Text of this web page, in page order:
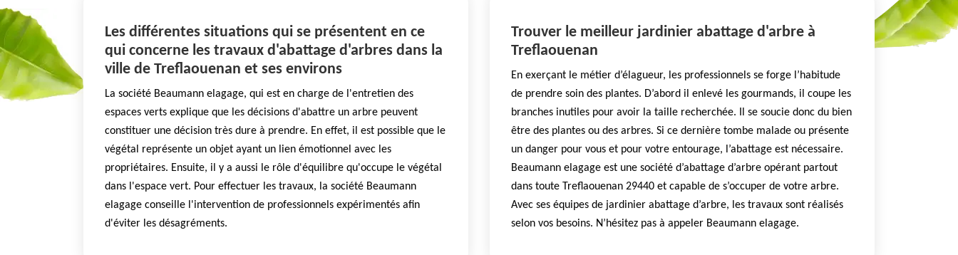
Les différentes situations qui se présentent en ce
qui concerne les travaux d'abattage d'arbres dans la
ville de Treflaouenan et ses environs
La société Beaumann elagage, qui est en charge de l'entretien des
espaces verts explique que les décisions d'abattre un arbre peuvent
constituer une décision très dure à prendre. En effet, il est possible que le
végétal représente un objet ayant un lien émotionnel avec les
propriétaires. Ensuite, il y a aussi le rôle d'équilibre qu'occupe le végétal
dans l'espace vert. Pour effectuer les travaux, la société Beaumann
elagage conseille l'intervention de professionnels expérimentés afin
d'éviter les désagréments.
Trouver le meilleur jardinier abattage d'arbre à
Treflaouenan
En exerçant le métier d’élagueur, les professionnels se forge l’habitude
de prendre soin des plantes. D’abord il enlevé les gourmands, il coupe les
branches inutiles pour avoir la taille recherchée. Il se soucie donc du bien
être des plantes ou des arbres. Si ce dernière tombe malade ou présente
un danger pour vous et pour votre entourage, l’abattage est nécessaire.
Beaumann elagage est une société d’abattage d’arbre opérant partout
dans toute Treflaouenan 29440 et capable de s’occuper de votre arbre.
Avec ses équipes de jardinier abattage d’arbre, les travaux sont réalisés
selon vos besoins. N’hésitez pas à appeler Beaumann elagage.